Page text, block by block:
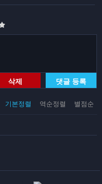
삭제 댓글 등록
기본정렬 역순정렬 별점순